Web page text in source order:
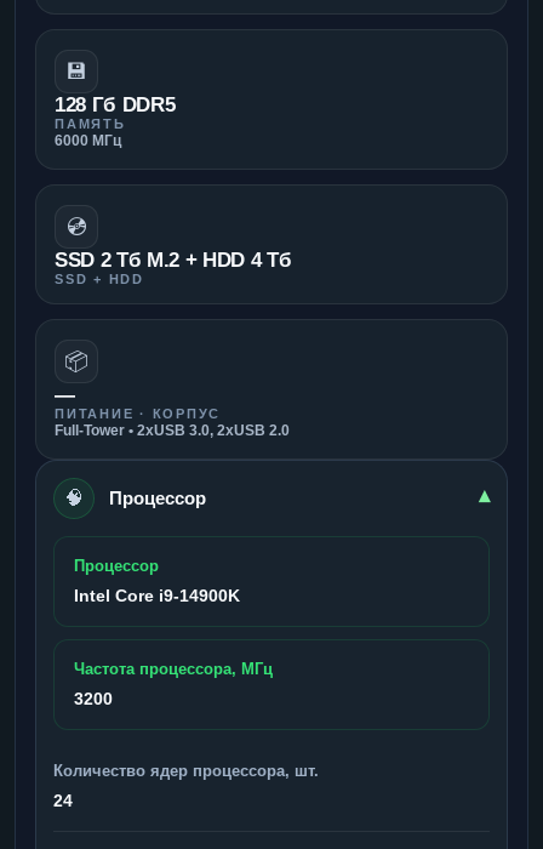
💾
128 Гб DDR5
ПАМЯТЬ
6000 МГц
💿
SSD 2 Тб M.2 + HDD 4 Тб
SSD + HDD
📦
—
ПИТАНИЕ · КОРПУС
Full-Tower • 2xUSB 3.0, 2xUSB 2.0
🧠 Процессор ▾
Процессор
Intel Core i9-14900K
Частота процессора, МГц
3200
Количество ядер процессора, шт.
24